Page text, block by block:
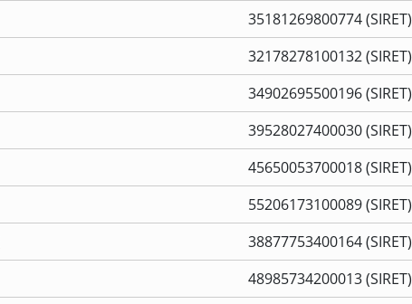
35181269800774 (SIRET)
32178278100132 (SIRET)
34902695500196 (SIRET)
39528027400030 (SIRET)
45650053700018 (SIRET)
55206173100089 (SIRET)
38877753400164 (SIRET)
48985734200013 (SIRET)